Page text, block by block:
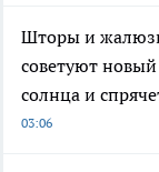
Шторы и
советуют
солнца и
03:06